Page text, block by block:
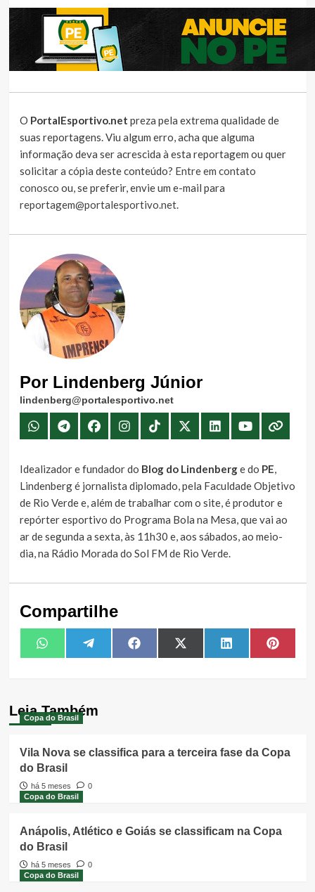
O PortalEsportivo.net preza pela extrema qualidade de
suas reportagens. Viu algum erro, acha que alguma
informação deva ser acrescida à esta reportagem ou quer
solicitar a cópia deste conteúdo? Entre em contato
conosco ou, se preferir, envie um e-mail para
reportagem@portalesportivo.net.
Por Lindenberg Júnior
lindenberg@portalesportivo.net
Idealizador e fundador do Blog do Lindenberge do PE,
Lindenberg é jornalista diplomado, pela Faculdade Objetivo
de Rio Verde e, além de trabalhar com o site, é produtor e
repórter esportivo do Programa Bola na Mesa, que vai ao
ar de segunda a sexta, às 11h30 e, aos sábados, ao meio-
dia, na Rádio Morada do Sol FM de Rio Verde.
Compartilhe
Share
on
WhatsAppShare
on
TelegramShare
on
FacebookShare
on
X
(Twitter)
Share
on
LinkedIn Share
on
Leia Também
Copa do Brasil
Vila Nova se classifica para a terceira fase da Copa
do Brasil
há 5 meses
0
Copa do Brasil
Anápolis, Atlético e Goiás se classificam na Copa
do Brasil
há 5 meses
0
Copa do Brasil